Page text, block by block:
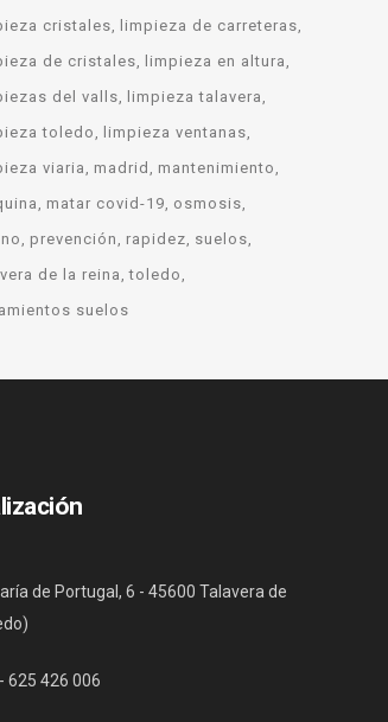
cristales
limpieza de carreteras
de cristales
limpieza en altura
del valls
limpieza talavera
toledo
limpieza ventanas
viaria
madrid
mantenimiento
matar covid-19 osmosis
prevención rapidez suelos
de la reina toledo
suelos
de Portugal, 6 - 45600 Talavera de
625 426 006